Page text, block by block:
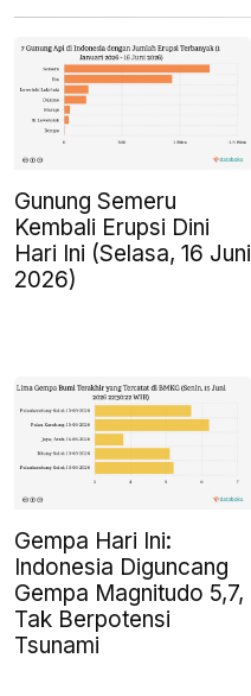
Gunung Semeru
Kembali Erupsi Dini
Hari Ini (Selasa, 16 Juni
2026)
Gempa Hari Ini:
Indonesia Diguncang
Gempa Magnitudo 5,7,
Tak Berpotensi
Tsunami